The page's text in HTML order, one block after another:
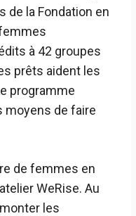
de la Fondation en
à 42 groupes
prêts aident les
programme
moyens de faire
de femmes en
WeRise. Au
les